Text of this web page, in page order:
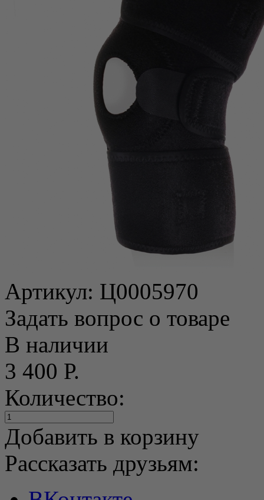
Артикул: Ц0005970
Задать вопрос о товаре
В наличии
3 400 Р.
Количество:
Добавить в корзину
Рассказать друзьям: